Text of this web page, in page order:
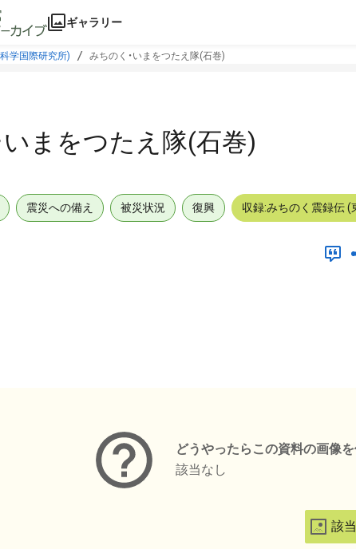
ギャラリー
学国際研究所) みちのく・いまをつたえ隊(石巻)
いまをつたえ隊(石巻)
震災への備え 被災状況 復興 収録:みちのく震録伝
どうやったらこの資料の画像を
該当なし
該